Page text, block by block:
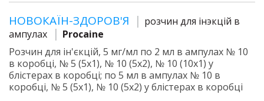
НОВОКАЇН-ЗДОРОВ'Я
розчин для iнэкцiй в
ампулах
Procaine
Розчин для ін'єкцій, 5 мг/мл по 2 мл в ампулах № 10
в коробці, № 5 (5х1), № 10 (5х2), № 10 (10х1) у
блістерах в коробці; по 5 мл в ампулах № 10 в
коробці, № 5 (5х1), № 10 (5х2) у блістерах в коробці